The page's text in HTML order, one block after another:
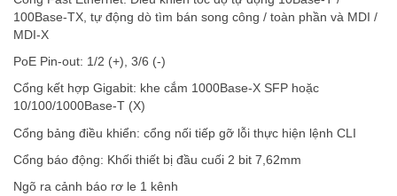
100Base-TX, tự động dò tìm bán song công / toàn phần và MDI /
MDI-X
PoE Pin-out: 1/2 (+), 3/6 (-)
Cổng kết hợp Gigabit: khe cắm 1000Base-X SFP hoặc
10/100/1000Base-T (X)
Cổng bảng điều khiển: cổng nối tiếp gỡ lỗi thực hiện lệnh CLI
Cổng báo động: Khối thiết bị đầu cuối 2 bit 7,62mm
Ngõ ra cảnh báo rơ le 1 kênh